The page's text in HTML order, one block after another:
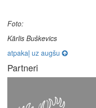
Foto:
Kārlis Buškevics
atpakaļ uz augšu
Partneri